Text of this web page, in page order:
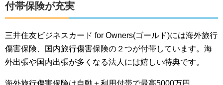
付帯保険が充実
三井住友ビジネスカード for Owners(ゴールド)には海外旅行
傷害保険、国内旅行傷害保険の２つが付帯しています。海
外出張や国内出張が多くなる法人には嬉しい特典です。
海外旅行傷害保険は自動＋利用付帯で最高5000万円。